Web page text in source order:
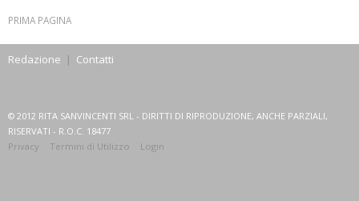
PRIMA PAGINA
Redazione | Contatti
© 2012 RITA SANVINCENTI SRL - DIRITTI DI RIPRODUZIONE, ANCHE PARZIALI,
RISERVATI - R.O.C. 18477
Privacy
Termini di Utilizzo Login